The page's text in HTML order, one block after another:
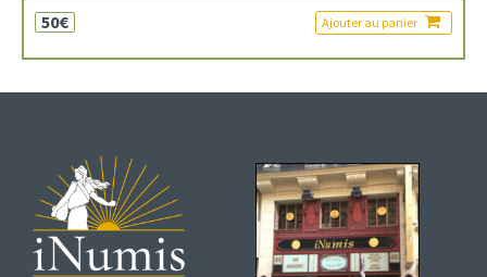
50€ Ajouter au panier